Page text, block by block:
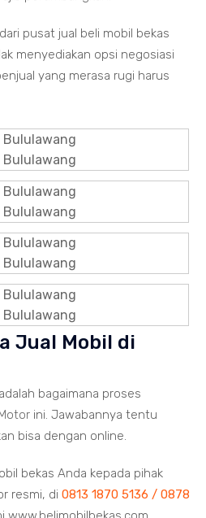
pusat jual beli mobil bekas
menyediakan opsi negosiasi
yang merasa rugi harus
Jual Mobil di
bagaimana proses
ini. Jawabannya tentu
bisa dengan online.
bekas Anda kepada pihak
resmi, di 0813 1870 5136 / 0878